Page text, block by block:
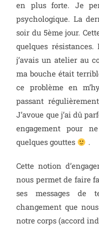
en plus forte. Je
psychologique. La
soir du 5ème jour.
quelques
j’avais un atelier au
ma bouche était
ce problème en
passant
J’avoue que j’ai dû
engagement pour
quelques gouttes
.
Cette notion
nous permet de faire
ses messages de
changement que
notre corps (accord